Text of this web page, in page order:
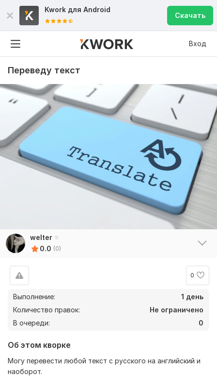
Kwork для Android
Скачать
Вход
Переведу текст
welter
0.0 (0)
0
Выполнение:
1 день
Количество правок:
Не ограничено
В очереди:
0
Об этом кворке
Могу перевести любой текст с русского на английский и
наоборот.